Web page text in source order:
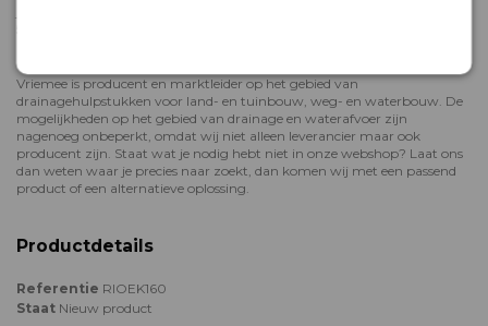
Vriemee is producent en marktleider op het gebied van
drainagehulpstukken voor land- en tuinbouw, weg- en waterbouw. De
mogelijkheden op het gebied van drainage en waterafvoer zijn
nagenoeg onbeperkt, omdat wij niet alleen leverancier maar ook
producent zijn. Staat wat je nodig hebt niet in onze webshop? Laat ons
dan weten waar je precies naar zoekt, dan komen wij met een passend
product of een alternatieve oplossing.
Productdetails
Referentie RIOEK160
Staat Nieuw product